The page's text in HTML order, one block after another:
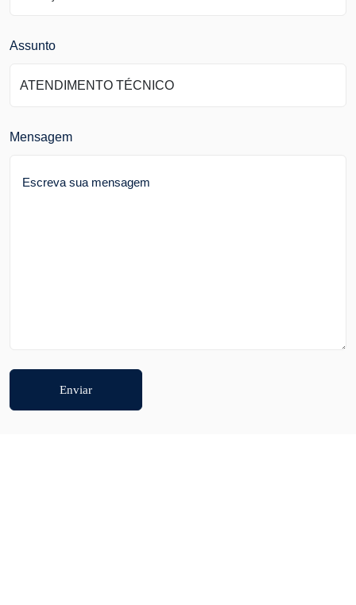
Assunto
Mensagem
Enviar